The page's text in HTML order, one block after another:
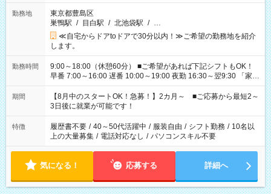
勤務地
東京都豊島区
巣鴨駅 / 目白駅 / 北池袋駅 / …
≪自宅からドアtoドアで30分以内！≫ご希望の勤務地を紹介
します。
勤務時間
9:00～18:00（休憩60分） ■ご希望があれば下記シフトもOK！
早番 7:00～16:00 遅番 10:00～19:00 夜勤 16:30～翌9:30 「家族
と休みを合わせたい」 「余裕を持って夕飯の準備がしたい」
「できれば残業はしたくない」 など、ご希望を教えてください
ね。 ※Wワーク希望の方へ 今ご覧のお仕事で希望する勤務時間
と、もう1つのお仕事の勤務時間。 合計で週40時間を超える場
合は応募できません。
期間
【8月中のスタートOK！急募！】2カ月～ ■ご応募から最短2～
3日後に就業が可能です！
特徴 履歴書不要 / 40～50代活躍中 / 服装自由 / シフト勤務 / 10名以
上の大量募集 / 電話対応なし / パソコンスキル不要
気になる！ 応募する 詳細へ